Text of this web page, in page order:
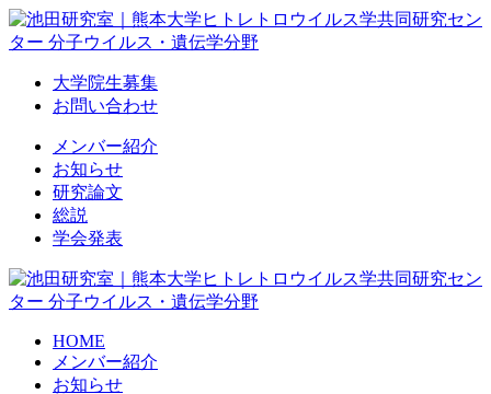
Skip
to
content
大学院生募集
お問い合わせ
メンバー紹介
お知らせ
研究論文
総説
学会発表
HOME
メンバー紹介
お知らせ